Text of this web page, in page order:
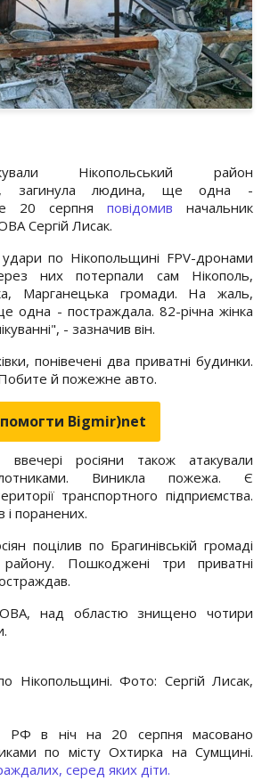
Нікопольський район
загинула людина, ще одна -
20 серпня повідомив начальник
Сергій Лисак.
по Нікопольщині FPV-дронами
них потерпали сам Нікополь,
Марганецька громади. На жаль,
одна - постраждала. 82-річна жінка
- зазначив він.
понівечені два приватні будинки.
й пожежне авто.
Bigmir)net
росіяни також атакували
Виникла пожежа. Є
транспортного підприємства.
поранених.
поцілив по Брагинівській громаді
району. Пошкоджені три приватні
над областю знищено чотири
Нікопольщині. Фото: Сергій Лисак,
РФ в ніч на 20 серпня масовано
по місту Охтирка на Сумщині.
серед яких діти.